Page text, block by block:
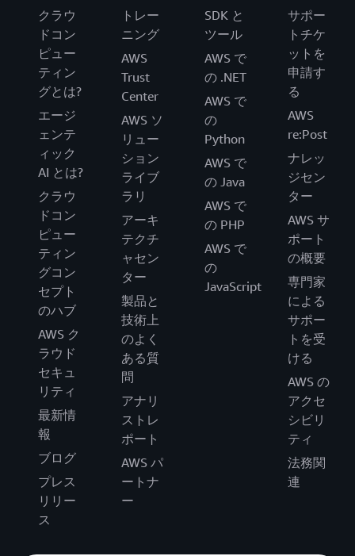
クラウ
ドコン
ピュー
ティン
グとは?
エージ
ェンテ
ィック
AI とは?
クラウ
ドコン
ピュー
ティン
グコン
セプト
のハブ
AWS ク
ラウド
セキュ
リティ
最新情
報
ブログ
プレス
リリー
ス
トレー
ニング
AWS
Trust
Center
AWS ソ
リュー
ション
ライブ
ラリ
アーキ
テクチ
ャセン
ター
製品と
技術上
のよく
ある質
問
アナリ
ストレ
ポート
AWS パ
ートナ
ー
SDK と
ツール
AWS で
の .NET
AWS で
の
Python
AWS で
の Java
AWS で
の PHP
AWS で
の
JavaScript
サポー
トチケ
ットを
申請す
る
AWS
re:Post
ナレッ
ジセン
ター
AWS サ
ポート
の概要
専門家
による
サポー
トを受
ける
AWS の
アクセ
シビリ
ティ
法務関
連